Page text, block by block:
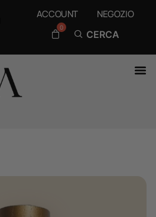
ACCOUNT NEGOZIO
CERCA